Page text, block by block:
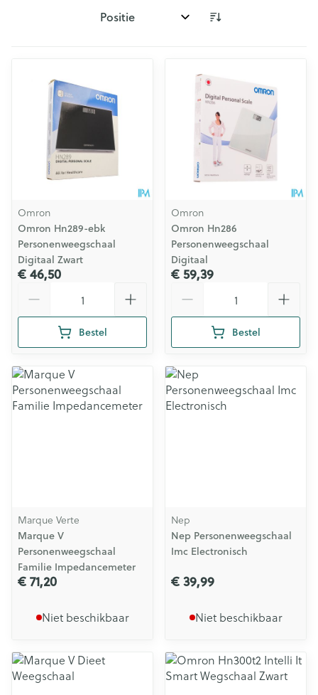
Sorteer op:
Omron
Omron Hn289-ebk
Personenweegschaal
Digitaal Zwart
€ 46,50
Bestel
Omron
Omron Hn286
Personenweegschaal
Digitaal
€ 59,39
Bestel
Marque Verte
Marque V
Personenweegschaal
Familie Impedancemeter
€ 71,20
Niet beschikbaar
Nep
Nep Personenweegschaal
Imc Electronisch
€ 39,99
Niet beschikbaar